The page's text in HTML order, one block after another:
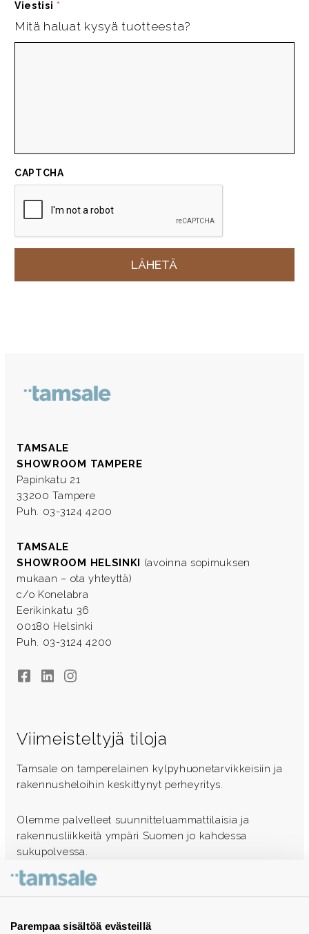
Parempaa sisältöä evästeillä
Viestisi *
Mitä haluat kysyä tuotteesta?
CAPTCHA
TAMSALE
SHOWROOM TAMPERE
Papinkatu 21
33200 Tampere
Puh. 03-3124 4200
TAMSALE
SHOWROOM HELSINKI (avoinna sopimuksen
mukaan – ota yhteyttä)
c/o Konelabra
Eerikinkatu 36
00180 Helsinki
Puh. 03-3124 4200
FacebookLinkedInInstagram
Viimeisteltyjä tiloja
Tamsale on tamperelainen kylpyhuonetarvikkeisiin ja
rakennusheloihin keskittynyt perheyritys.
Olemme palvelleet suunnitteluammattilaisia ja
rakennusliikkeitä ympäri Suomen jo kahdessa
sukupolvessa.
Ota yhteyttä - autamme mielellämme
Tuotekuvastot